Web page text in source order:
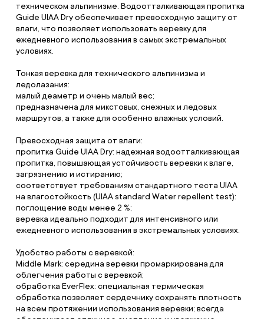
техническом альпинизме. Водоотталкивающая пропитка
Guide UIAA Dry обеспечивает превосходную защиту от
влаги, что позволяет использовать веревку для
ежедневного использования в самых экстремальных
условиях.
Тонкая веревка для технического альпинизма и
ледолазания:
малый деаметр и очень малый вес;
предназначена для микстовых, снежных и ледовых
маршрутов, а также для особенно влажных условий.
Превосходная защита от влаги:
пропитка Guide UIAA Dry: надежная водоотталкивающая
пропитка, повышающая устойчивость веревки к влаге,
загрязнению и истиранию;
соответствует требованиям стандартного теста UIAA
на влагостойкость (UIAA standard Water repellent test):
поглощение воды менее 2 %;
веревка идеально подходит для интенсивного или
ежедневного использования в экстремальных условиях.
Удобство работы с веревкой:
Middle Mark: середина веревки промаркирована для
облегчения работы с веревкой;
обработка EverFlex: специальная термическая
обработка позволяет сердечнику сохранять плотность
на всем протяжении использования веревки; всегда